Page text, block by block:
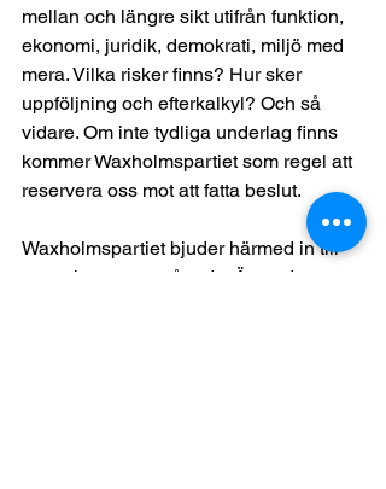
mellan och längre sikt utifrån funktion,
ekonomi, juridik, demokrati, miljö med
mera. Vilka risker finns? Hur sker
uppföljning och efterkalkyl? Och så
vidare. Om inte tydliga underlag finns
kommer Waxholmspartiet som regel att
reservera oss mot att fatta beslut.
Waxholmspartiet bjuder härmed in till
samtal om ovanstående. Är stadens